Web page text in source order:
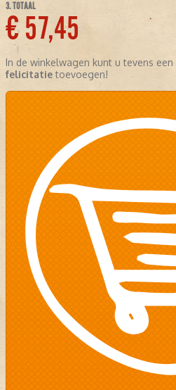
3. TOTAAL
€ 57,45
In de winkelwagen kunt u tevens een
felicitatietoevoegen!